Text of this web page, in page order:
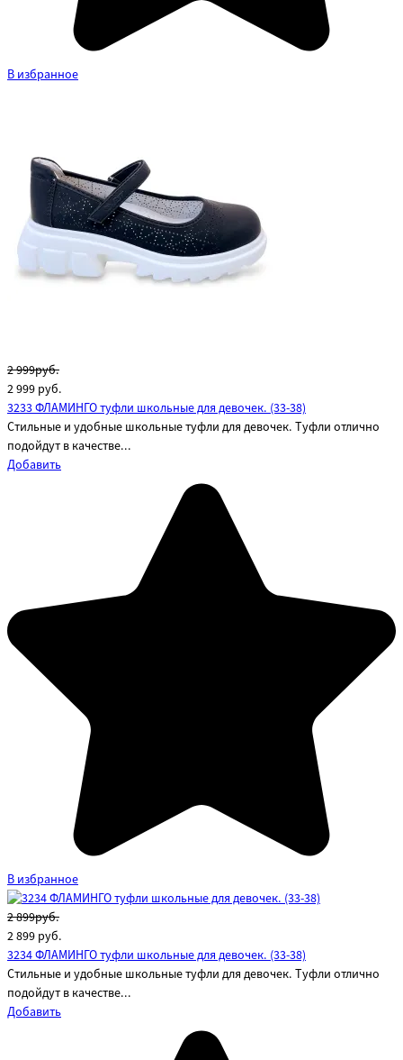
В избранное
2 999руб.
2 999 руб.
3233 ФЛАМИНГО туфли школьные для девочек. (33-38)
Стильные и удобные школьные туфли для девочек. Туфли отлично
подойдут в качестве...
Добавить
В избранное
2 899руб.
2 899 руб.
3234 ФЛАМИНГО туфли школьные для девочек. (33-38)
Стильные и удобные школьные туфли для девочек. Туфли отлично
подойдут в качестве...
Добавить